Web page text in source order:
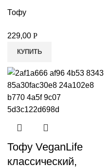
Тофу
229,00 Р
КУПИТЬ
Тофу VeganLife
классический,